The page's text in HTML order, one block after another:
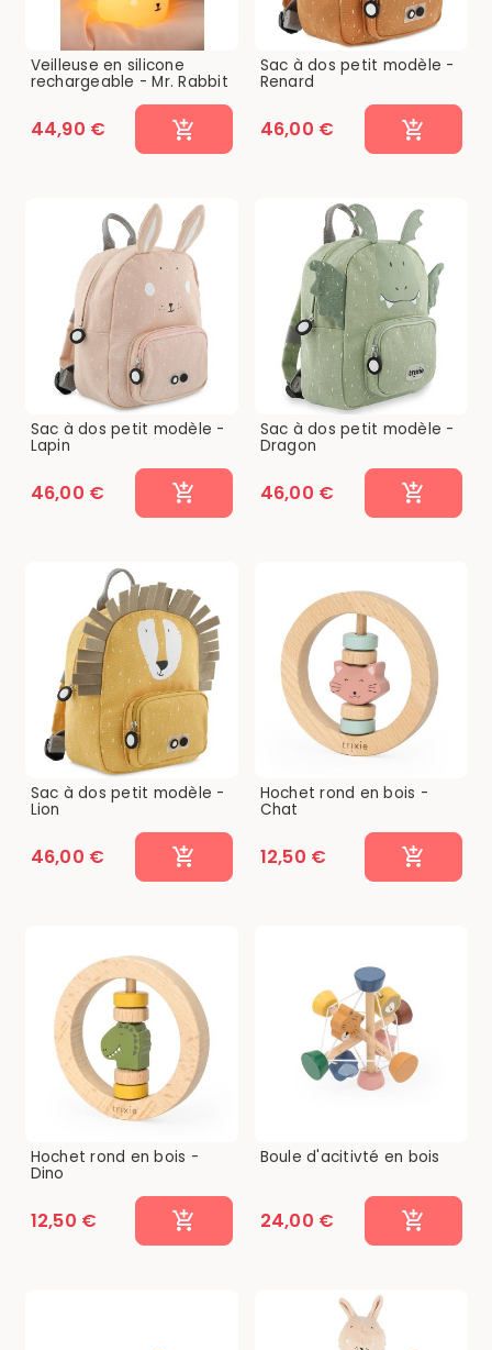
Veilleuse en silicone
rechargeable - Mr. Rabbit
44,90 €
Sac à dos petit modèle -
Renard
46,00 €
Sac à dos petit modèle -
Lapin
46,00 €
Sac à dos petit modèle -
Dragon
46,00 €
Sac à dos petit modèle -
Lion
46,00 €
Hochet rond en bois -
Chat
12,50 €
Hochet rond en bois -
Dino
12,50 €
Boule d'acitivté en bois
24,00 €